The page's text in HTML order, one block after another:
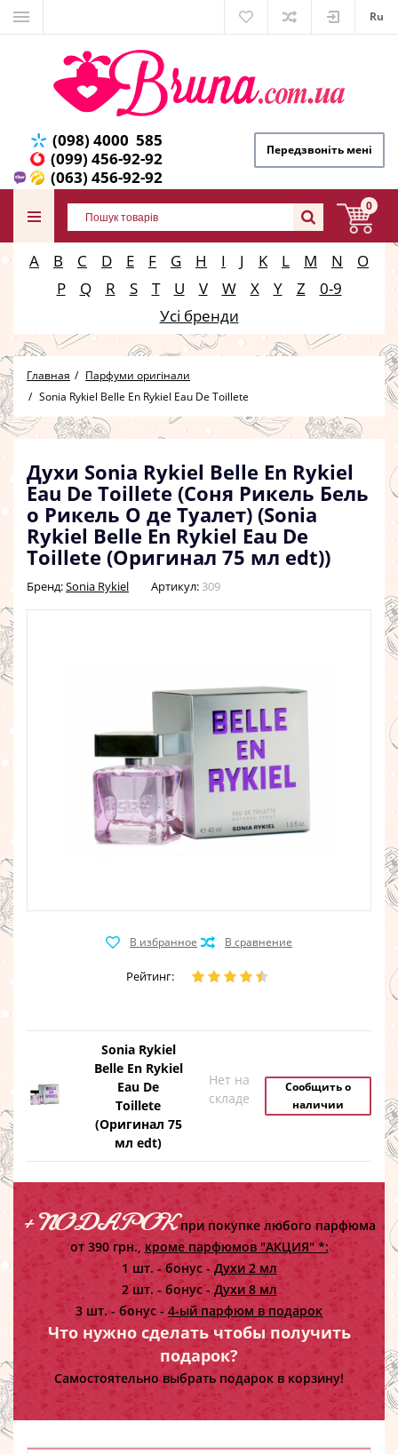
Ru
(098) 4000 585
(099) 456-92-92
(063) 456-92-92
Передзвоніть мені
0
A B C D E F G H I J K L M N
O
P
Q R S T U V W X Y Z
0-9
Усі бренди
Главная
Парфуми оригінали
Sonia Rykiel Belle En Rykiel Eau De Toillete
Духи Sonia Rykiel Belle En Rykiel
Eau De Toillete (Соня Рикель Бель
о Рикель О де Туалет) (Sonia
Rykiel Belle En Rykiel Eau De
Toillete (Оригинал 75 мл edt))
Бренд:Sonia Rykiel Артикул: 309
Рейтинг:
Sonia Rykiel
Belle En Rykiel
Eau De
Toillete
(Оригинал 75
мл edt)
Нет на
складе
Сообщить о
наличии
+ ПОДАРОКпри покупке любого парфюма
от 390 грн., кроме парфюмов "АКЦИЯ" *:
1 шт. - бонус - Духи 2 мл
2 шт. - бонус -Духи 8 мл
3 шт. - бонус - 4-ый парфюм в подарок
Что нужно сделать чтобы получить
подарок?
Самостоятельно выбрать подарок в корзину!